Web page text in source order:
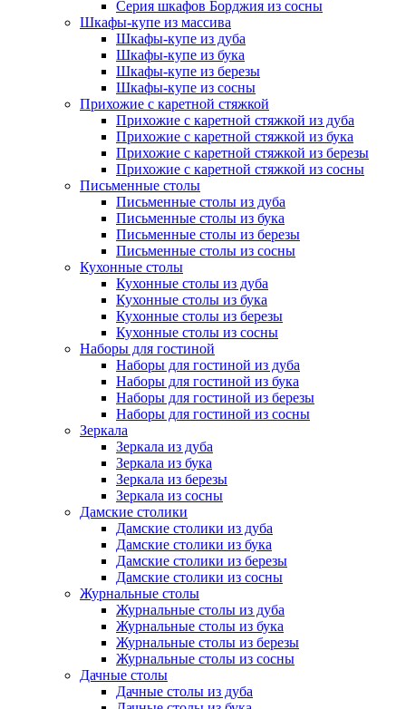
Серия шкафов Борджия из сосны
Шкафы-купе из массива
Шкафы-купе из дуба
Шкафы-купе из бука
Шкафы-купе из березы
Шкафы-купе из сосны
Прихожие с каретной стяжкой
Прихожие с каретной стяжкой из дуба
Прихожие с каретной стяжкой из бука
Прихожие с каретной стяжкой из березы
Прихожие с каретной стяжкой из сосны
Письменные столы
Письменные столы из дуба
Письменные столы из бука
Письменные столы из березы
Письменные столы из сосны
Кухонные столы
Кухонные столы из дуба
Кухонные столы из бука
Кухонные столы из березы
Кухонные столы из сосны
Наборы для гостиной
Наборы для гостиной из дуба
Наборы для гостиной из бука
Наборы для гостиной из березы
Наборы для гостиной из сосны
Зеркала
Зеркала из дуба
Зеркала из бука
Зеркала из березы
Зеркала из сосны
Дамские столики
Дамские столики из дуба
Дамские столики из бука
Дамские столики из березы
Дамские столики из сосны
Журнальные столы
Журнальные столы из дуба
Журнальные столы из бука
Журнальные столы из березы
Журнальные столы из сосны
Дачные столы
Дачные столы из дуба